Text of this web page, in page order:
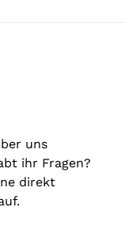
uns
ihr Fragen?
direkt